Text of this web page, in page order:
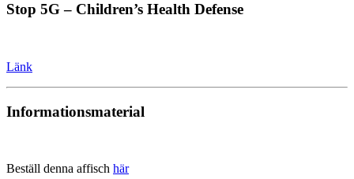
Stop 5G – Children’s Health Defense
Länk
Informationsmaterial
Beställ denna affisch här